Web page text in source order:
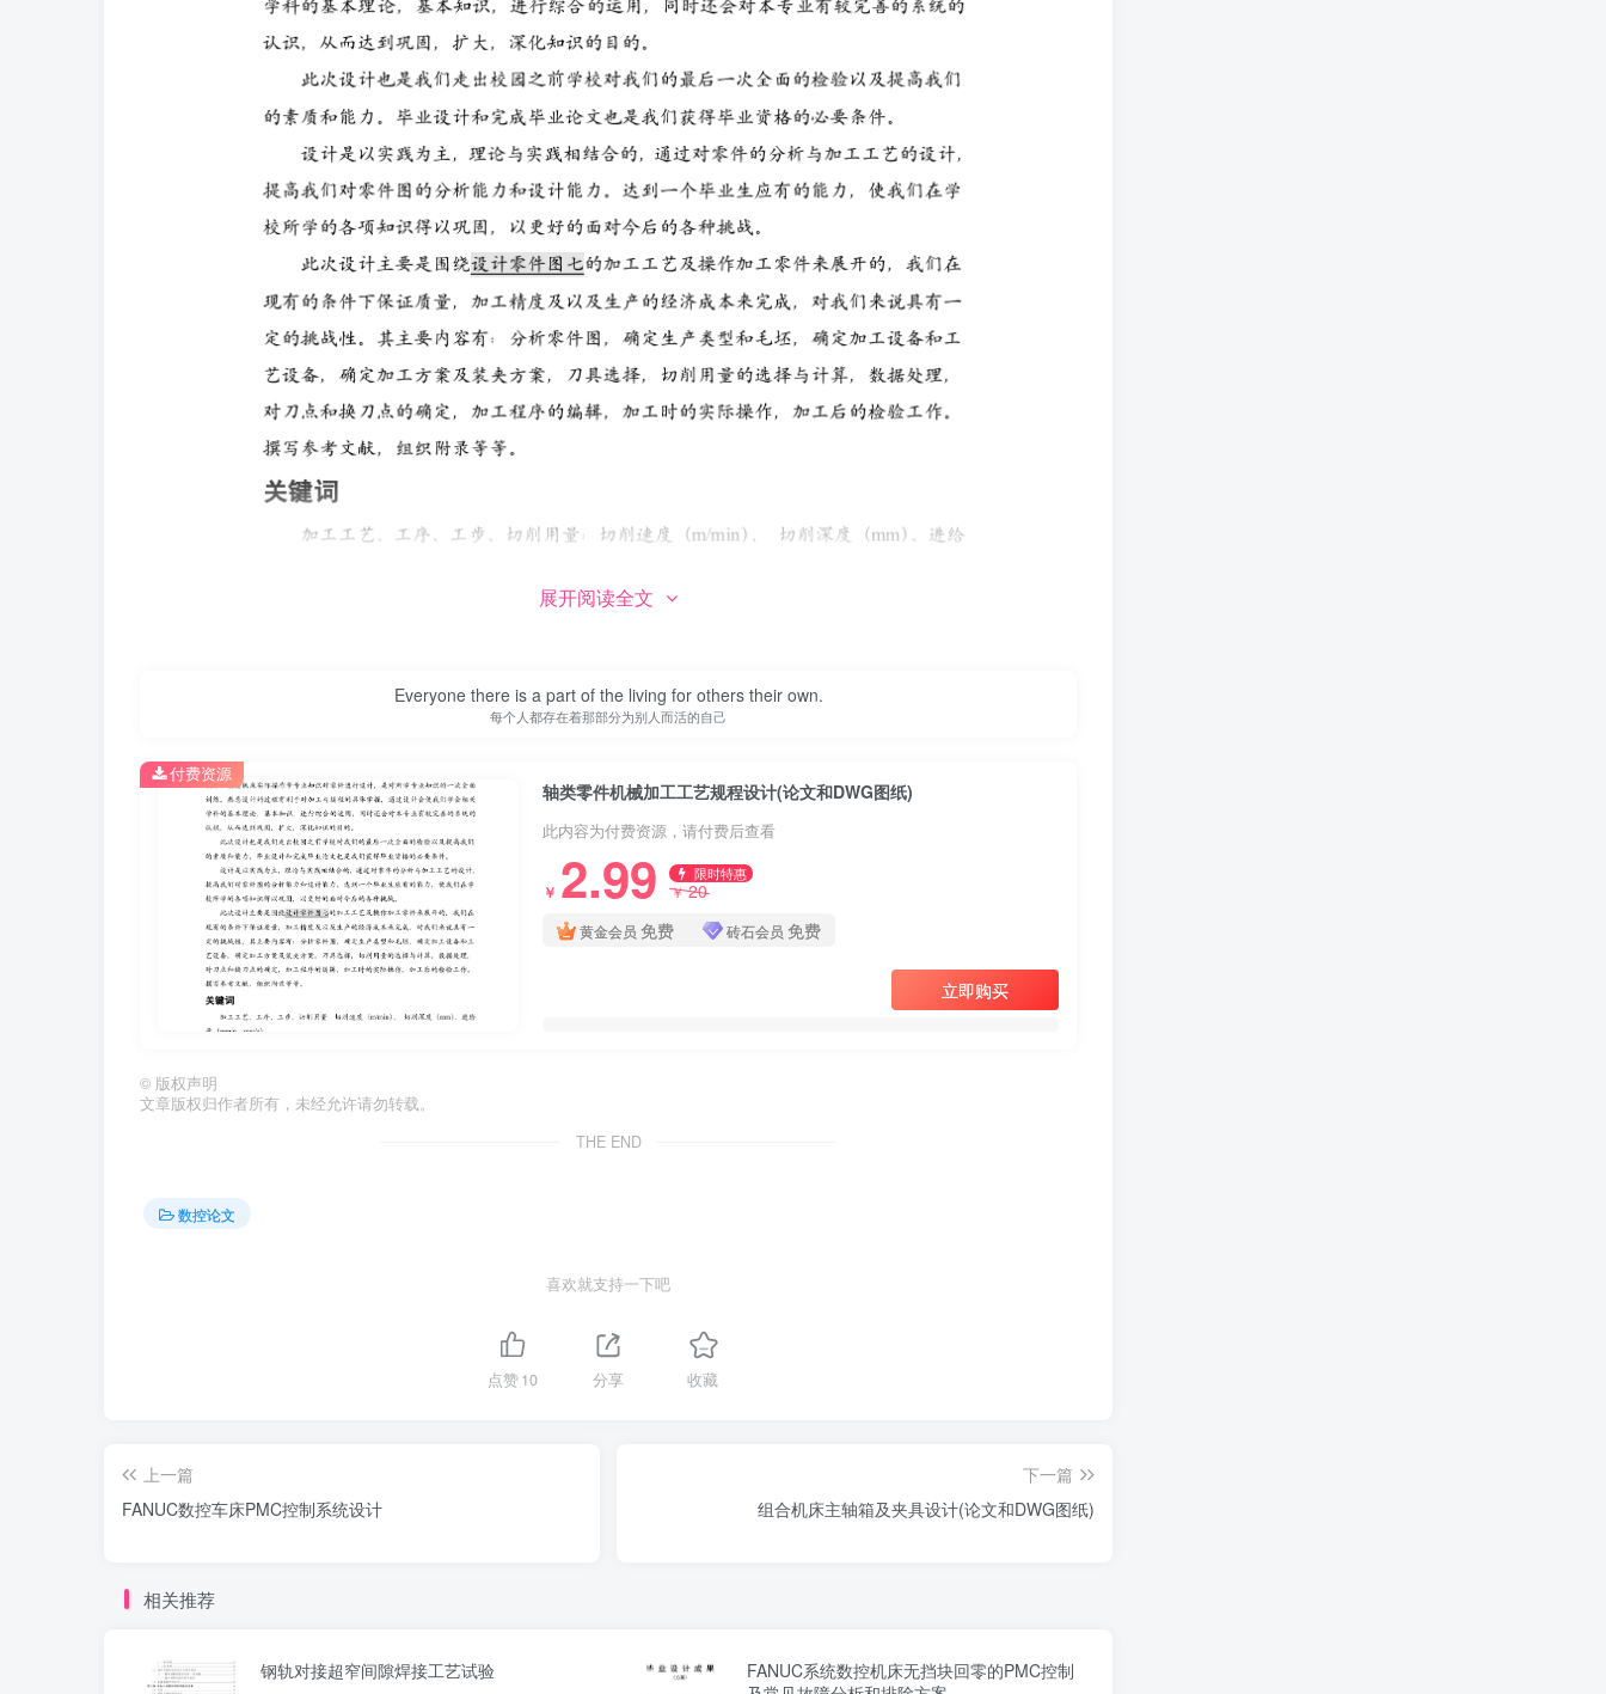
第1页 / 共25页
展开阅读全文
Everyone there is a part of the living for others their own.
每个人都存在着那部分为别人而活的自己
轴类零件机械加工工艺规程设计(论文和DWG图纸)
此内容为付费资源，请付费后查看
￥ 2.99 限时特惠
￥20
黄金会员 免费 砖石会员 免费
立即购买
付费资源
© 版权声明
文章版权归作者所有，未经允许请勿转载。
THE END
数控论文
喜欢就支持一下吧
点赞10 分享 收藏
上一篇
FANUC数控车床PMC控制系统设计
下一篇
组合机床主轴箱及夹具设计(论文和DWG图纸)
相关推荐
钢轨对接超窄间隙焊接工艺试验
FANUC系统数控机床无挡块回零的PMC控制